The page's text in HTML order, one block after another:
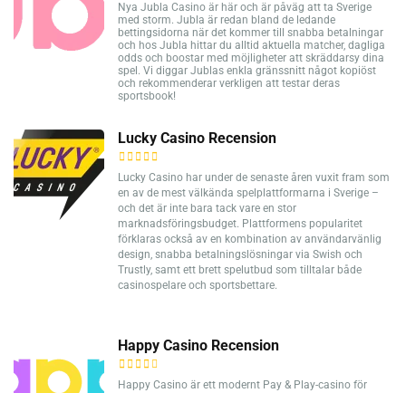
Nya Jubla Casino är här och är påväg att ta Sverige
med storm. Jubla är redan bland de ledande
bettingsidorna när det kommer till snabba betalningar
och hos Jubla hittar du alltid aktuella matcher, dagliga
odds och boostar med möjligheter att skräddarsy dina
spel. Vi diggar Jublas enkla gränssnitt något kopiöst
och rekommenderar verkligen att testar deras
sportsbook!
Lucky Casino Recension
Lucky Casino har under de senaste åren vuxit fram som
en av de mest välkända spelplattformarna i Sverige –
och det är inte bara tack vare en stor
marknadsföringsbudget. Plattformens popularitet
förklaras också av en kombination av användarvänlig
design, snabba betalningslösningar via Swish och
Trustly, samt ett brett spelutbud som tilltalar både
casinospelare och sportsbettare.
Happy Casino Recension
Happy Casino är ett modernt Pay & Play-casino för